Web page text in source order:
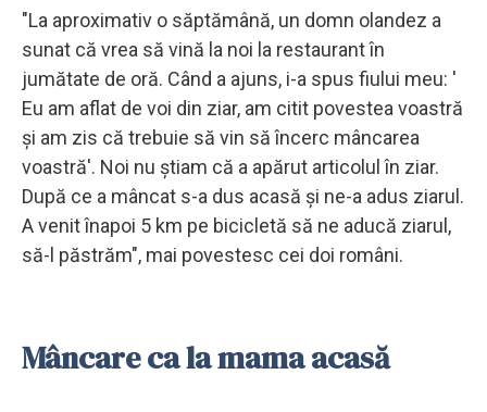
"La aproximativ o săptămână, un domn olandez a
sunat că vrea să vină la noi la restaurant în
jumătate de oră. Când a ajuns, i-a spus fiului meu: '
Eu am aflat de voi din ziar, am citit povestea voastră
și am zis că trebuie să vin să încerc mâncarea
voastră'. Noi nu știam că a apărut articolul în ziar.
După ce a mâncat s-a dus acasă și ne-a adus ziarul.
A venit înapoi 5 km pe bicicletă să ne aducă ziarul,
să-l păstrăm", mai povestesc cei doi români.
Mâncare ca la mama acasă